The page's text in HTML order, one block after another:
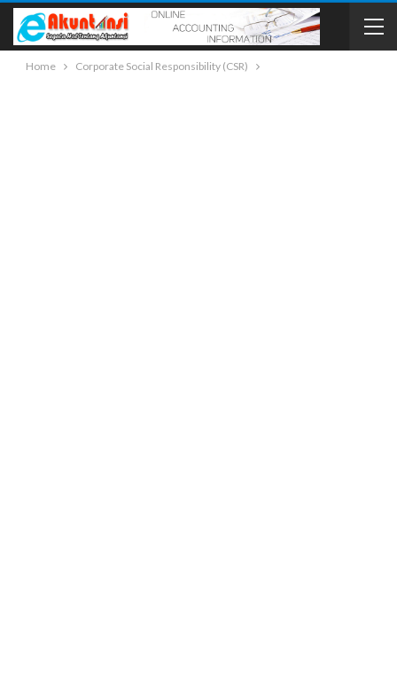
Home Corporate Social Responsibility (CSR)